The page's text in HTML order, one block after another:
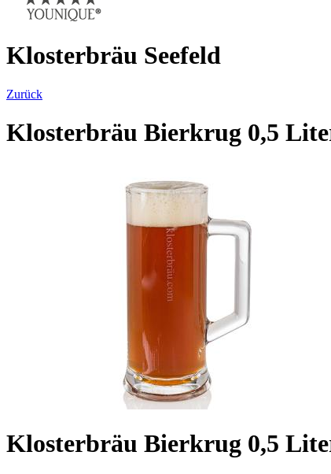
Klosterbräu Seefeld
Zurück
Klosterbräu Bierkrug 0,5
Klosterbräu Bierkrug 0,5